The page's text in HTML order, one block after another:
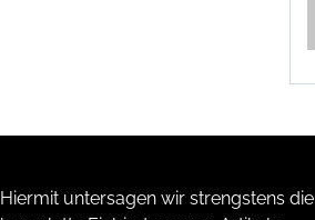
Hiermit untersagen wir strengstens die